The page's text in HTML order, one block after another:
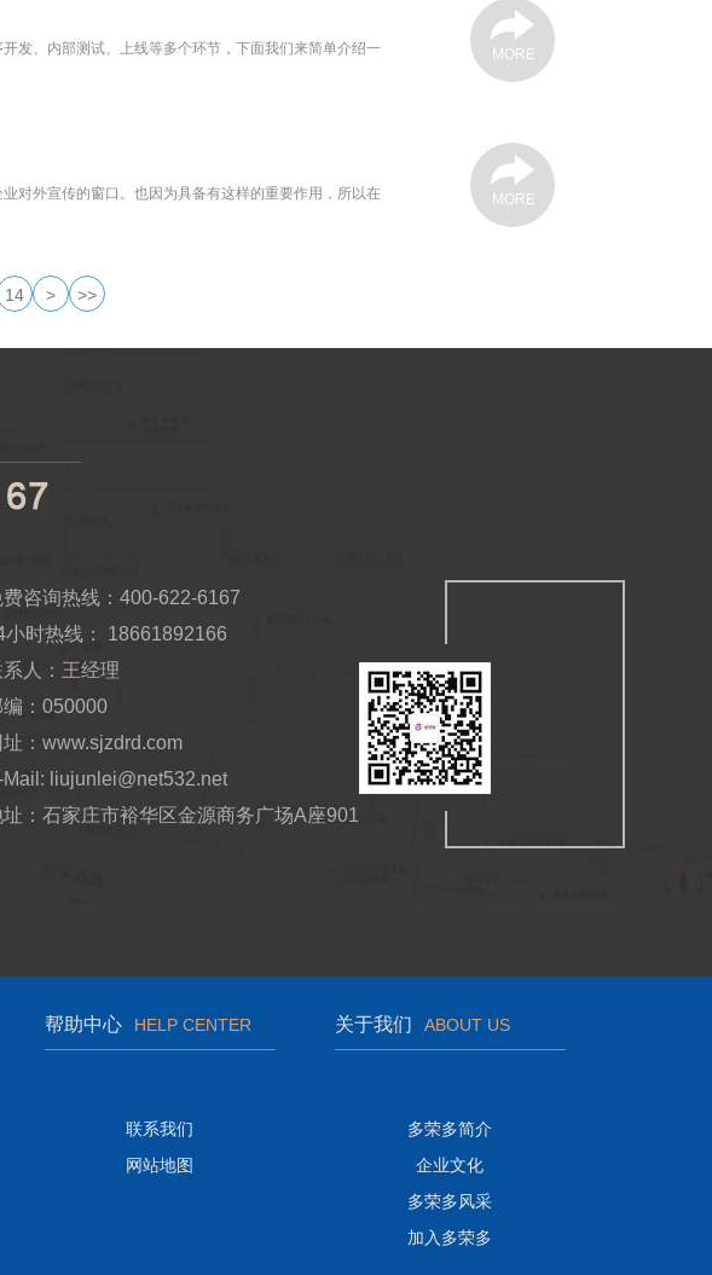
发、内部测试、上线等多个环节，下面我们来简单介绍一
MORE
对外宣传的窗口。也因为具备有这样的重要作用，所以在
MORE
14 > >>
费咨询热线：400-622-6167
小时热线： 18661892166
系人：王经理
编：050000
址：www.sjzdrd.com
Mail: liujunlei@net532.net
址：石家庄市裕华区金源商务广场A座901
帮助中心 HELP CENTER 关于我们 ABOUT US
联系我们
网站地图
多荣多简介
企业文化
多荣多风采
加入多荣多